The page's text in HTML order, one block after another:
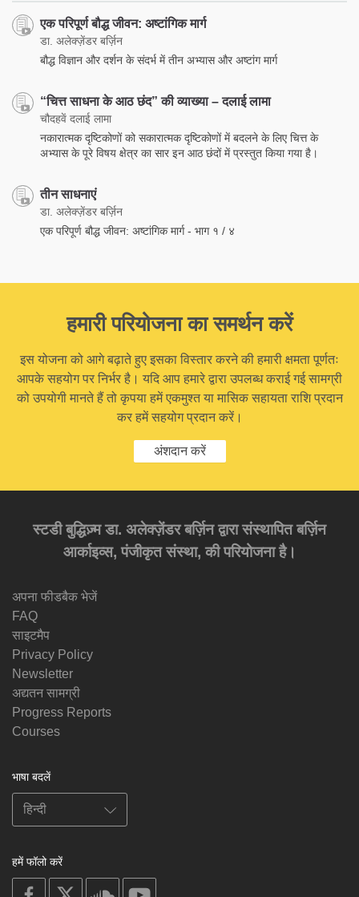
एक परिपूर्ण बौद्ध जीवन: अष्टांगिक मार्ग
डा. अलेक्ज़ेंडर बर्ज़िन
बौद्ध विज्ञान और दर्शन के संदर्भ में तीन अभ्यास और अष्टांग मार्ग
“चित्त साधना के आठ छंद” की व्याख्या – दलाई लामा
चौदहवें दलाई लामा
नकारात्मक दृष्टिकोणों को सकारात्मक दृष्टिकोणों में बदलने के लिए चित्त के
अभ्यास के पूरे विषय क्षेत्र का सार इन आठ छंदों में प्रस्तुत किया गया है।
तीन साधनाएं
डा. अलेक्ज़ेंडर बर्ज़िन
एक परिपूर्ण बौद्ध जीवन: अष्टांगिक मार्ग - भाग १ / ४
हमारी परियोजना का समर्थन करें
इस योजना को आगे बढ़ाते हुए इसका विस्तार करने की हमारी क्षमता पूर्णतः
आपके सहयोग पर निर्भर है। यदि आप हमारे द्वारा उपलब्ध कराई गई सामग्री
को उपयोगी मानते हैं तो कृपया हमें एकमुश्त या मासिक सहायता राशि प्रदान
कर हमें सहयोग प्रदान करें।
अंशदान करें
स्टडी बुद्धिज़्म डा. अलेक्ज़ेंडर बर्ज़िन द्वारा संस्थापित बर्ज़िन
आर्काइव्स, पंजीकृत संस्था, की परियोजना है।
अपना फीडबैक भेजें
FAQ
साइटमैप
Privacy Policy
Newsletter
अद्यतन सामग्री
Progress Reports
Courses
भाषा बदलें
हमें फॉलो करें
on